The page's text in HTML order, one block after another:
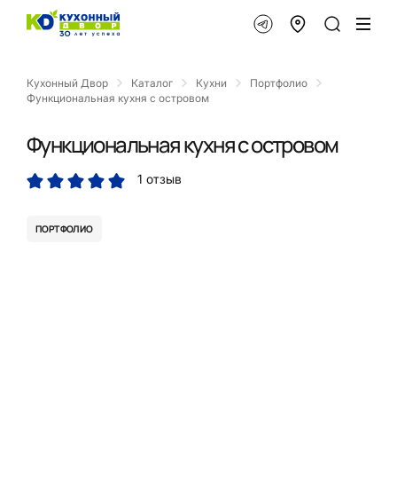
Кухонный Двор Каталог Кухни
Портфолио
Функциональная кухня с островом
Функциональная кухня с островом
1 отзыв
ПОРТФОЛИО